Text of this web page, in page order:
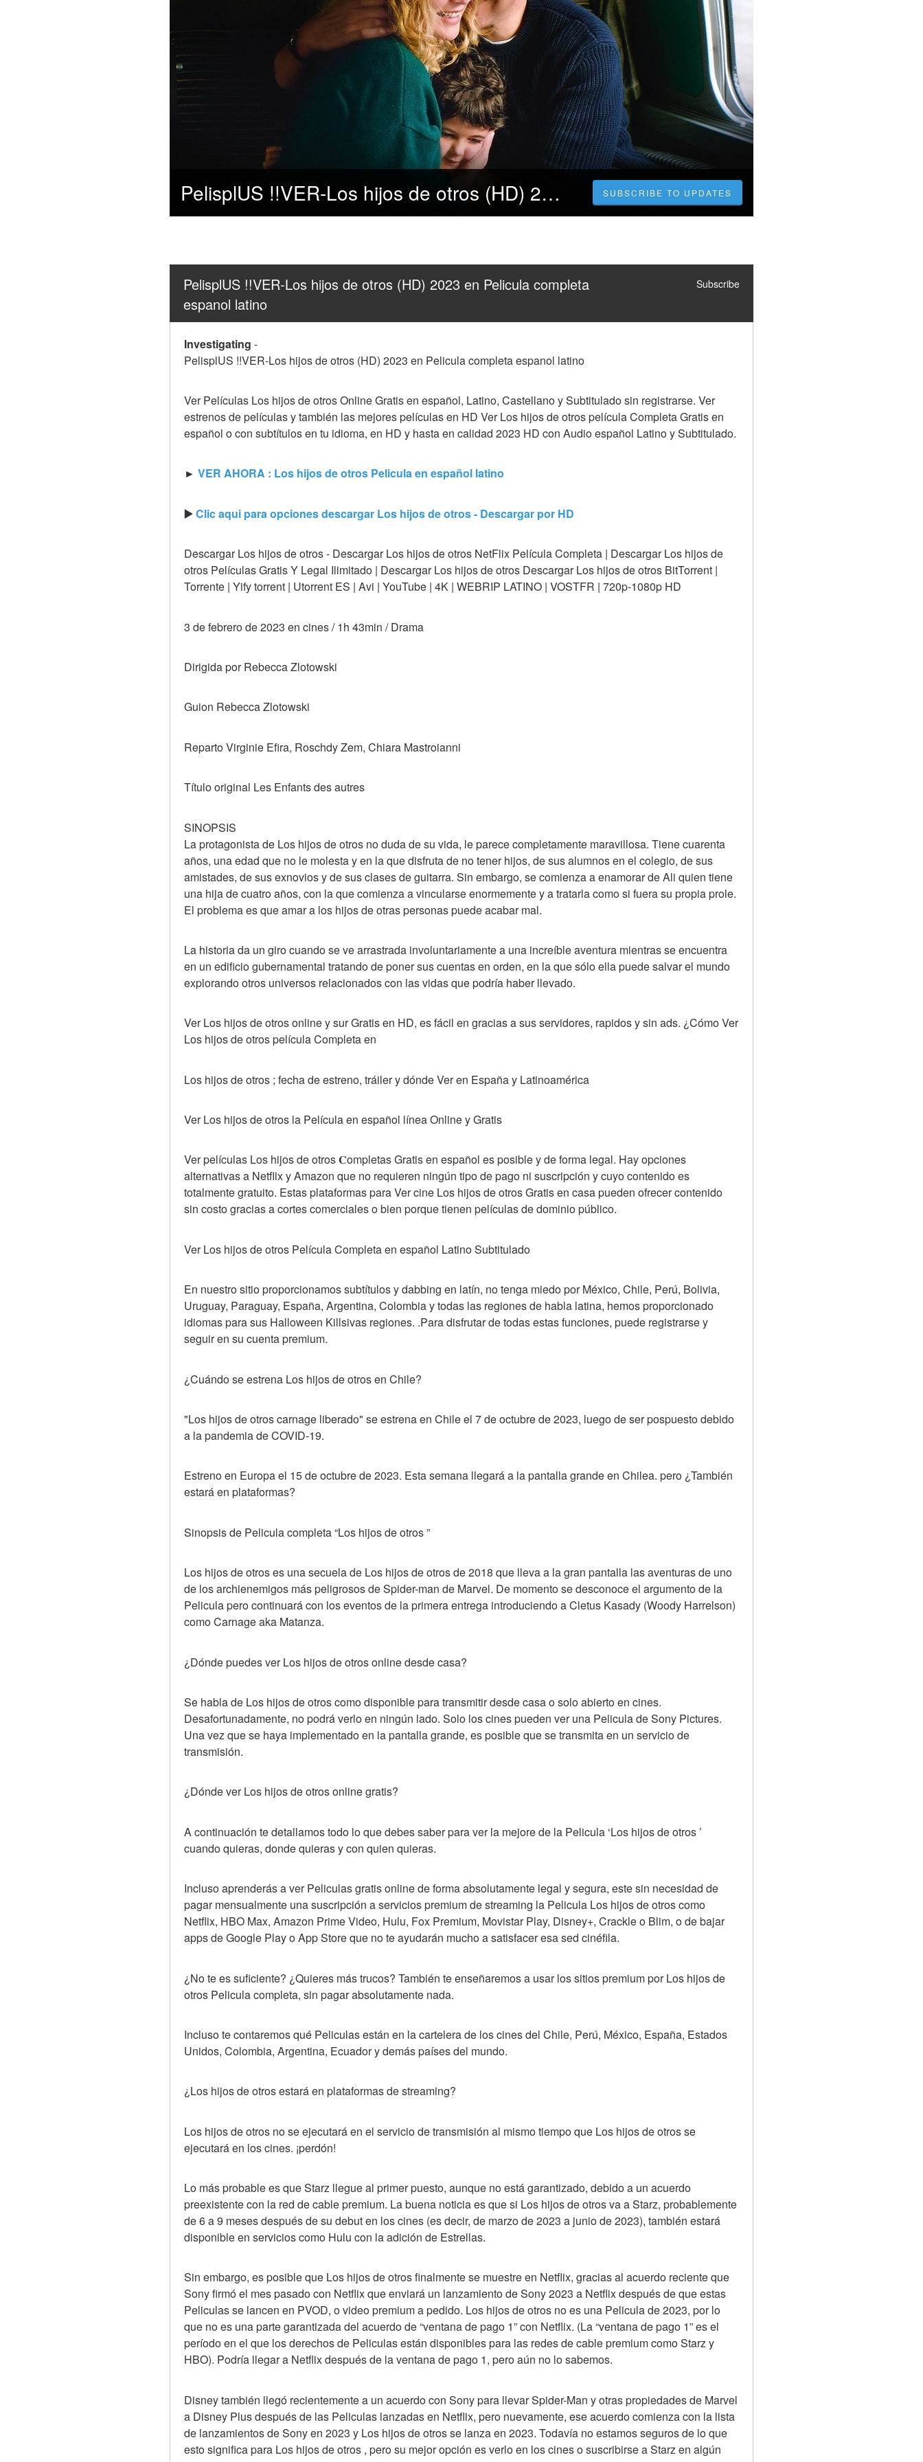
PelisplUS !!VER-Los hijos de otros (HD) 2023 en Pelicula completa espanol latino SUBSCRIBE TO UPDATES
PelisplUS !!VER-Los hijos de otros (HD) 2023 en Pelicula completa
espanol latino
Subscribe
Investigating -
PelisplUS !!VER-Los hijos de otros (HD) 2023 en Pelicula completa espanol latino
Ver Películas Los hijos de otros Online Gratis en español, Latino, Castellano y Subtitulado sin registrarse. Ver
estrenos de películas y también las mejores películas en HD Ver Los hijos de otros película Completa Gratis en
español o con subtítulos en tu idioma, en HD y hasta en calidad 2023 HD con Audio español Latino y Subtitulado.
► VER AHORA : Los hijos de otros Pelicula en español latino
▶️ Clic aqui para opciones descargar Los hijos de otros - Descargar por HD
Descargar Los hijos de otros - Descargar Los hijos de otros NetFlix Película Completa | Descargar Los hijos de
otros Películas Gratis Y Legal Ilimitado | Descargar Los hijos de otros Descargar Los hijos de otros BitTorrent |
Torrente | Yify torrent | Utorrent ES | Avi | YouTube | 4K | WEBRIP LATINO | VOSTFR | 720p-1080p HD
3 de febrero de 2023 en cines / 1h 43min / Drama
Dirigida por Rebecca Zlotowski
Guion Rebecca Zlotowski
Reparto Virginie Efira, Roschdy Zem, Chiara Mastroianni
Título original Les Enfants des autres
SINOPSIS
La protagonista de Los hijos de otros no duda de su vida, le parece completamente maravillosa. Tiene cuarenta
años, una edad que no le molesta y en la que disfruta de no tener hijos, de sus alumnos en el colegio, de sus
amistades, de sus exnovios y de sus clases de guitarra. Sin embargo, se comienza a enamorar de Ali quien tiene
una hija de cuatro años, con la que comienza a vincularse enormemente y a tratarla como si fuera su propia prole.
El problema es que amar a los hijos de otras personas puede acabar mal.
La historia da un giro cuando se ve arrastrada involuntariamente a una increíble aventura mientras se encuentra
en un edificio gubernamental tratando de poner sus cuentas en orden, en la que sólo ella puede salvar el mundo
explorando otros universos relacionados con las vidas que podría haber llevado.
Ver Los hijos de otros online y sur Gratis en HD, es fácil en gracias a sus servidores, rapidos y sin ads. ¿Cómo Ver
Los hijos de otros película Completa en
Los hijos de otros ; fecha de estreno, tráiler y dónde Ver en España y Latinoamérica
Ver Los hijos de otros la Película en español línea Online y Gratis
Ver películas Los hijos de otros 𝐂ompletas Gratis en español es posible y de forma legal. Hay opciones
alternativas a Netflix y Amazon que no requieren ningún tipo de pago ni suscripción y cuyo contenido es
totalmente gratuito. Estas plataformas para Ver cine Los hijos de otros Gratis en casa pueden ofrecer contenido
sin costo gracias a cortes comerciales o bien porque tienen películas de dominio público.
Ver Los hijos de otros Película Completa en español Latino Subtitulado
En nuestro sitio proporcionamos subtítulos y dabbing en latín, no tenga miedo por México, Chile, Perú, Bolivia,
Uruguay, Paraguay, España, Argentina, Colombia y todas las regiones de habla latina, hemos proporcionado
idiomas para sus Halloween Killsivas regiones. .Para disfrutar de todas estas funciones, puede registrarse y
seguir en su cuenta premium.
¿Cuándo se estrena Los hijos de otros en Chile?
"Los hijos de otros carnage liberado" se estrena en Chile el 7 de octubre de 2023, luego de ser pospuesto debido
a la pandemia de COVID-19.
Estreno en Europa el 15 de octubre de 2023. Esta semana llegará a la pantalla grande en Chilea. pero ¿También
estará en plataformas?
Sinopsis de Pelicula completa “Los hijos de otros ”
Los hijos de otros es una secuela de Los hijos de otros de 2018 que lleva a la gran pantalla las aventuras de uno
de los archienemigos más peligrosos de Spider-man de Marvel. De momento se desconoce el argumento de la
Pelicula pero continuará con los eventos de la primera entrega introduciendo a Cletus Kasady (Woody Harrelson)
como Carnage aka Matanza.
¿Dónde puedes ver Los hijos de otros online desde casa?
Se habla de Los hijos de otros como disponible para transmitir desde casa o solo abierto en cines.
Desafortunadamente, no podrá verlo en ningún lado. Solo los cines pueden ver una Pelicula de Sony Pictures.
Una vez que se haya implementado en la pantalla grande, es posible que se transmita en un servicio de
transmisión.
¿Dónde ver Los hijos de otros online gratis?
A continuación te detallamos todo lo que debes saber para ver la mejore de la Pelicula ‘Los hijos de otros ’
cuando quieras, donde quieras y con quien quieras.
Incluso aprenderás a ver Peliculas gratis online de forma absolutamente legal y segura, este sin necesidad de
pagar mensualmente una suscripción a servicios premium de streaming la Pelicula Los hijos de otros como
Netflix, HBO Max, Amazon Prime Video, Hulu, Fox Premium, Movistar Play, Disney+, Crackle o Blim, o de bajar
apps de Google Play o App Store que no te ayudarán mucho a satisfacer esa sed cinéfila.
¿No te es suficiente? ¿Quieres más trucos? También te enseñaremos a usar los sitios premium por Los hijos de
otros Pelicula completa, sin pagar absolutamente nada.
Incluso te contaremos qué Peliculas están en la cartelera de los cines del Chile, Perú, México, España, Estados
Unidos, Colombia, Argentina, Ecuador y demás países del mundo.
¿Los hijos de otros estará en plataformas de streaming?
Los hijos de otros no se ejecutará en el servicio de transmisión al mismo tiempo que Los hijos de otros se
ejecutará en los cines. ¡perdón!
Lo más probable es que Starz llegue al primer puesto, aunque no está garantizado, debido a un acuerdo
preexistente con la red de cable premium. La buena noticia es que si Los hijos de otros va a Starz, probablemente
de 6 a 9 meses después de su debut en los cines (es decir, de marzo de 2023 a junio de 2023), también estará
disponible en servicios como Hulu con la adición de Estrellas.
Sin embargo, es posible que Los hijos de otros finalmente se muestre en Netflix, gracias al acuerdo reciente que
Sony firmó el mes pasado con Netflix que enviará un lanzamiento de Sony 2023 a Netflix después de que estas
Peliculas se lancen en PVOD, o video premium a pedido. Los hijos de otros no es una Pelicula de 2023, por lo
que no es una parte garantizada del acuerdo de “ventana de pago 1” con Netflix. (La “ventana de pago 1” es el
período en el que los derechos de Peliculas están disponibles para las redes de cable premium como Starz y
HBO). Podría llegar a Netflix después de la ventana de pago 1, pero aún no lo sabemos.
Disney también llegó recientemente a un acuerdo con Sony para llevar Spider-Man y otras propiedades de Marvel
a Disney Plus después de las Peliculas lanzadas en Netflix, pero nuevamente, ese acuerdo comienza con la lista
de lanzamientos de Sony en 2023 y Los hijos de otros se lanza en 2023. Todavía no estamos seguros de lo que
esto significa para Los hijos de otros , pero su mejor opción es verlo en los cines o suscribirse a Starz en algún